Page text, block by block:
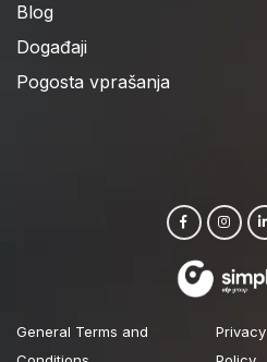
Blog
Događaji
Pogosta vprašanja
General Terms and
Privacy